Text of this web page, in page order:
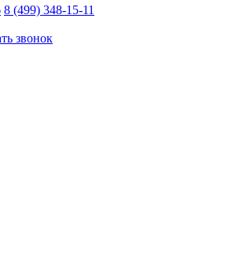
8 (499) 348-15-11
звонок